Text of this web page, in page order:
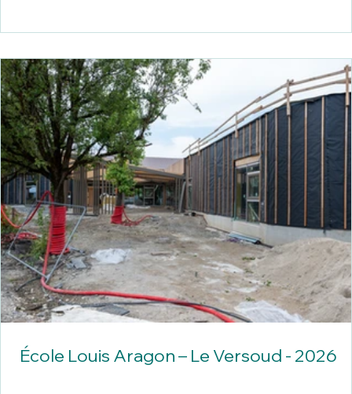
École Louis Aragon – Le Versoud - 2026